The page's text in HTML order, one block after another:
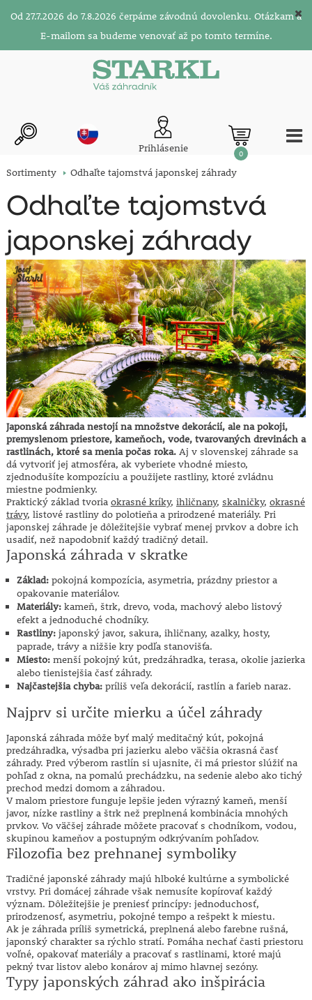
Od 27.7.2026 do 7.8.2026 čerpáme závodnú dovolenku. Otázkam a
E-mailom sa budeme venovať až po tomto termíne.
Prihlásenie 0
Sortimenty Odhaľte tajomstvá japonskej záhrady
Odhaľte tajomstvá
japonskej záhrady
Japonská záhrada nestojí na množstve dekorácií, ale na pokoji,
premyslenom priestore, kameňoch, vode, tvarovaných drevinách a
rastlinách, ktoré sa menia počas roka.Aj v slovenskej záhrade sa
dá vytvoriť jej atmosféra, ak vyberiete vhodné miesto,
zjednodušíte kompozíciu a použijete rastliny, ktoré zvládnu
miestne podmienky.
Praktický základ tvoria okrasné kríky, ihličnany, skalničky, okrasné
trávy, listové rastliny do polotieňa a prirodzené materiály. Pri
japonskej záhrade je dôležitejšie vybrať menej prvkov a dobre ich
usadiť, než napodobniť každý tradičný detail.
Japonská záhrada v skratke
Základ:pokojná kompozícia, asymetria, prázdny priestor a
opakovanie materiálov.
Materiály:kameň, štrk, drevo, voda, machový alebo listový
efekt a jednoduché chodníky.
Rastliny:japonský javor, sakura, ihličnany, azalky, hosty,
paprade, trávy a nižšie kry podľa stanovišťa.
Miesto:menší pokojný kút, predzáhradka, terasa, okolie jazierka
alebo tienistejšia časť záhrady.
Najčastejšia chyba:príliš veľa dekorácií, rastlín a farieb naraz.
Najprv si určite mierku a účel záhrady
Japonská záhrada môže byť malý meditačný kút, pokojná
predzáhradka, výsadba pri jazierku alebo väčšia okrasná časť
záhrady. Pred výberom rastlín si ujasnite, či má priestor slúžiť na
pohľad z okna, na pomalú prechádzku, na sedenie alebo ako tichý
prechod medzi domom a záhradou.
V malom priestore funguje lepšie jeden výrazný kameň, menší
javor, nízke rastliny a štrk než preplnená kombinácia mnohých
prvkov. Vo väčšej záhrade môžete pracovať s chodníkom, vodou,
skupinou kameňov a postupným odkrývaním pohľadov.
Filozofia bez prehnanej symboliky
Tradičné japonské záhrady majú hlboké kultúrne a symbolické
vrstvy. Pri domácej záhrade však nemusíte kopírovať každý
význam. Dôležitejšie je preniesť princípy: jednoduchosť,
prirodzenosť, asymetriu, pokojné tempo a rešpekt k miestu.
Ak je záhrada príliš symetrická, preplnená alebo farebne rušná,
japonský charakter sa rýchlo stratí. Pomáha nechať časti priestoru
voľné, opakovať materiály a pracovať s rastlinami, ktoré majú
pekný tvar listov alebo konárov aj mimo hlavnej sezóny.
Typy japonských záhrad ako inšpirácia